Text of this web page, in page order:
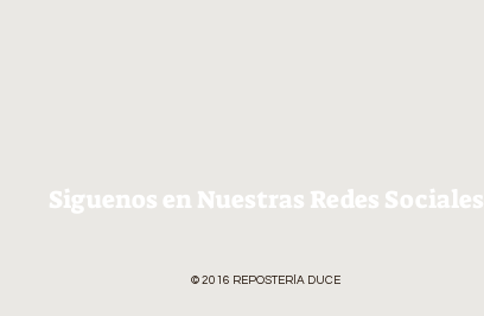
Siguenos en Nuestras Redes Sociales
© 2016 REPOSTERÍA DUCE